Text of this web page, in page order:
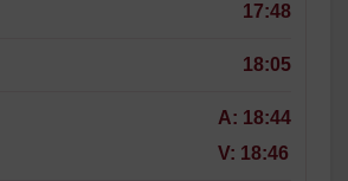
17:48
18:05
A: 18:44
V: 18:46